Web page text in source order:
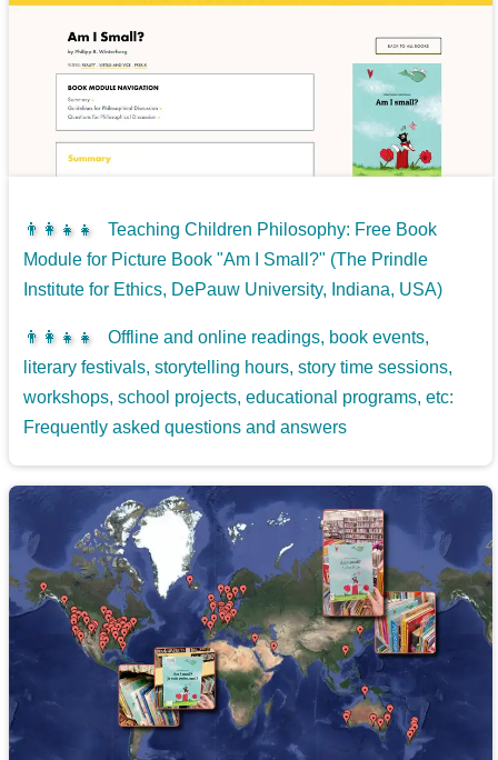
👨‍👩‍👧‍👧
Teaching Children Philosophy: Free Book
Module for Picture Book "Am I Small?" (The Prindle
Institute for Ethics, DePauw University, Indiana, USA)
👨‍👩‍👧‍👧
Offline and online readings, book events,
literary festivals, storytelling hours, story time sessions,
workshops, school projects, educational programs, etc:
Frequently asked questions and answers